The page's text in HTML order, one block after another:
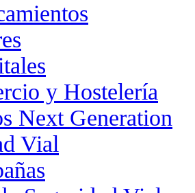
y Hostelería
Next Generation
Vial